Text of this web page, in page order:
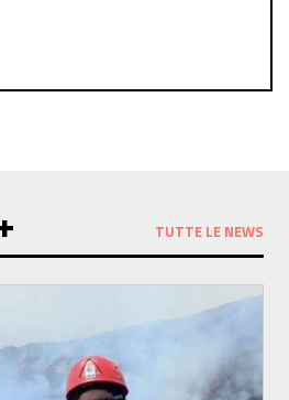
on Facebook
on Instagram
TUTTE LE NEWS